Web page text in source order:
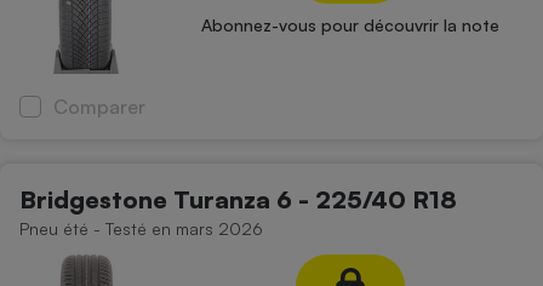
Abonnez-vous pour découvrir la note
Comparer
Bridgestone Turanza 6 - 225/40 R18
Pneu été - Testé en mars 2026